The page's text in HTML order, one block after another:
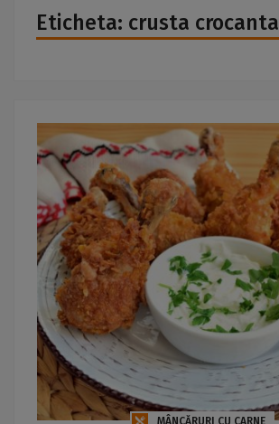
Eticheta: crusta crocanta